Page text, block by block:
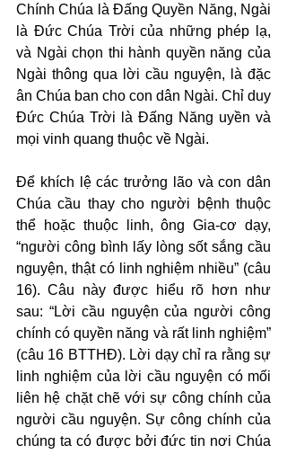
Chính Chúa là Đấng Quyền Năng, Ngài
là Đức Chúa Trời của những phép lạ,
và Ngài chọn thi hành quyền năng của
Ngài thông qua lời cầu nguyện, là đặc
ân Chúa ban cho con dân Ngài. Chỉ duy
Đức Chúa Trời là Đấng Năng uyền và
mọi vinh quang thuộc về Ngài.
Để khích lệ các trưởng lão và con dân
Chúa cầu thay cho người bệnh thuộc
thể hoặc thuộc linh, ông Gia-cơ dạy,
“người công bình lấy lòng sốt sắng cầu
nguyện, thật có linh nghiệm nhiều” (câu
16). Câu này được hiểu rõ hơn như
sau: “Lời cầu nguyện của người công
chính có quyền năng và rất linh nghiệm”
(câu 16 BTTHĐ). Lời dạy chỉ ra rằng sự
linh nghiệm của lời cầu nguyện có mối
liên hệ chặt chẽ với sự công chính của
người cầu nguyện. Sự công chính của
chúng ta có được bởi đức tin nơi Chúa